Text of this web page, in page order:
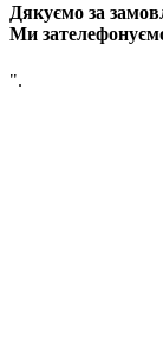
Дякуємо за
Ми
".